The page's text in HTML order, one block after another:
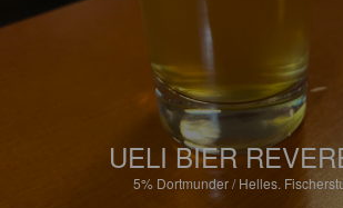
UELI BIER
5% Dortmunder / Helles.